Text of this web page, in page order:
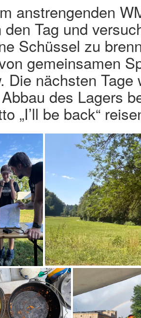
anstrengenden
den Tag und
Schüssel zu
gemeinsamen
Die nächsten
des Lagers
„I’ll be back“